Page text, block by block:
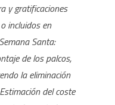
y gratificaciones
incluidos en
Santa:
de los palcos,
la eliminación
del coste